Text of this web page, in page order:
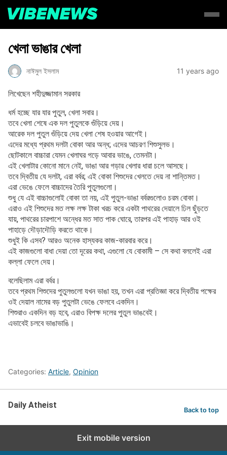
খেলা ভাঙার খেলা
নাঈমুল ইসলাম 11 years ago
লিখেছেন শহীদুজ্জামান সরকার
ধর্ম হচ্ছে যার যার পুতুল, খেলা সবার।
তবে খেলা শেষে এক দল পুতুলকে গুঁড়িয়ে দেয়।
আরেক দল পুতুল গুঁড়িয়ে দেয় খেলা শেষ হওয়ার আগেই।
এদের মধ্যে প্রথম দলটা বোকা আর অন্ধ; এদের আচরণ শিশুসুলভ।
ছোটকালে বাচ্চারা যেমন খেলাঘর গড়ে আবার ভাঙে, তেমনটা।
এই খেলাটার কোনো মানে নেই, ভাঙা আর গড়ার খেলার ধারা চলে আসছে।
তবে দ্বিতীয় যে দলটা, এরা বর্বর; এই বোকা শিশুদের খেলতে দেয় না শান্তিমত।
এরা ভেঙে ফেলে বাচ্চাদের তৈরি পুতুলগুলো।
শুধু যে এই বাচ্চাগুলোই বোকা তা নয়, এই পুতুল-ভাঙা বর্বরগুলোও চরম বোকা।
এরাও এই শিশুদের মত লক্ষ লক্ষ টাকা খরচ করে একটা পাথরের দেয়ালে ঢিল ছুঁড়তে
যায়, পাথরের চারপাশে অন্ধের মত সাত পাক ঘোরে, তারপর এই পাহাড় আর ওই
পাহাড়ে দৌড়াদৌড়ি করতে থাকে।
শুধুই কি এসব? আরও অনেক হাস্যকর কাজ-কারবার করে।
এই কাজগুলো বাধা দেয়া তো দূরের কথা, এগুলো যে বোকামী – সে কথা বললেই এরা
কল্লা ফেলে দেয়।
বলেছিলাম এরা বর্বর।
তবে প্রথম শিশুদের পুতুলগুলো যখন ভাঙা হয়, তখন এরা প্রতিজ্ঞা করে দ্বিতীয় পক্ষের
ওই দেয়াল নামের বড় পুতুলটা ভেঙে ফেলবে একদিন।
শিশুরাও একদিন বড় হবে, এরাও বিপক্ষ দলের পুতুল ভাঙবেই।
এভাবেই চলবে ভাঙাভাঙি।
Categories: Article, Opinion
Daily Atheist
Back to top
Exit mobile version